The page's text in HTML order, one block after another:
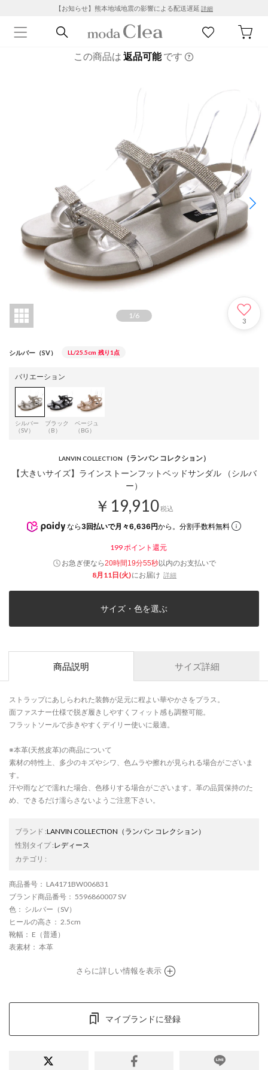
【お知らせ】熊本地域地震の影響による配送遅延 詳細
この商品は 返品可能です
1/6
3
シルバー（SV） LL/25.5cm 残り1点
バリエーション
シルバー
（SV）
ブラック
（B）
ベージュ
（BG）
LANVIN COLLECTION （ランバン コレクション）
【大きいサイズ】ラインストーンフットベッドサンダル （シルバ
ー）
￥19,910税込
なら 3回払いで月々6,636円から。分割手数料無料
199 ポイント還元
お急ぎ便なら20時間19分55秒以内のお支払いで
8月11日(火)にお届け 詳細
サイズ・色を選ぶ
商品説明 サイズ詳細
ストラップにあしらわれた装飾が足元に程よい華やかさをプラス。
面ファスナー仕様で脱ぎ履きしやすくフィット感も調整可能。
フラットソールで歩きやすくデイリー使いに最適。
※本革(天然皮革)の商品について
素材の特性上、多少のキズやシワ、色ムラや擦れが見られる場合がございま
す。
汗や雨などで濡れた場合、色移りする場合がございます。革の品質保持のた
め、できるだけ濡らさないようご注意下さい。
ブランド :LANVIN COLLECTION （ランバン コレクション）
性別タイプ:レディース
カテゴリ :
商品番号 ： LA4171BW006831
ブランド商品番号 ： 5596860007 SV
色 ： シルバー（SV）
ヒールの高さ ： 2.5cm
靴幅 ： E（普通）
表素材 ： 本革
さらに詳しい情報を表示
マイブランドに登録